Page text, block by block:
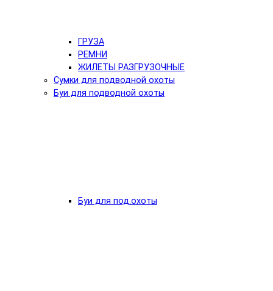
ГРУЗА
РЕМНИ
ЖИЛЕТЫ РАЗГРУЗОЧНЫЕ
Сумки для подводной охоты
Буи для подводной охоты
Буи для под.охоты